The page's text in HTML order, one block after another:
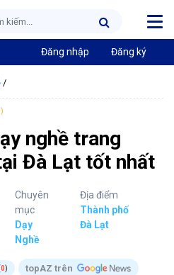
Đăng nhập Đăng ký
/
nghề trang
Đà Lạt tốt nhất
Chuyên
mục
Dạy
Nghề
Địa điểm
Thành phố
Đà Lạt
0) topAZ trên